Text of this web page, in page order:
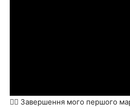
🏃‍♀️ Завершення мого першого